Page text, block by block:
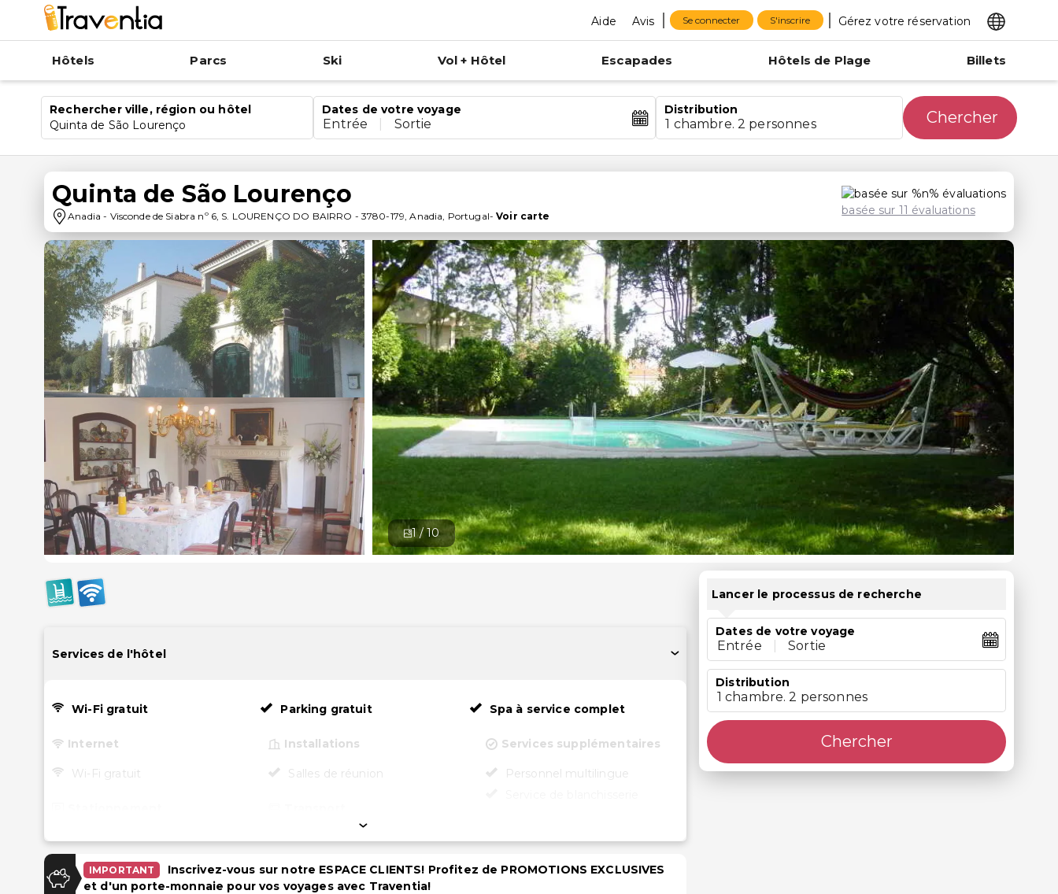
Aide Avis Se connecter S'inscrire Gérez votre réservation
Hôtels Parcs Ski Vol + Hôtel Escapades Hôtels de Plage Billets
Rechercher ville, région ou hôtel
Quinta de São Lourenço
Dates de votre voyage
Entrée Sortie
Distribution
1 chambre. 2 personnes Chercher
Quinta de São Lourenço
Anadia - Visconde de Siabra nº 6, S. LOURENÇO DO BAIRRO - 3780-179,Anadia, Portugal-Voir carte basée sur 11 évaluations
1 /10
Services de l'hôtel
Wi-Fi gratuit Parking gratuit Spa à service complet
Internet
Wi-Fi gratuit
Parking gratuit
Piscine et Bien-être
Installations
Salles de réunion
Navette aéroport (payante)
Accessibilité
Services supplémentaires
Personnel multilingue
IMPORTANT
Inscrivez-vous sur notre ESPACE CLIENTS! Profitez de PROMOTIONS EXCLUSIVES
et d'un porte-monnaie pour vos voyages avec Traventia!
Lancer le processus de recherche
Dates de votre voyage
Entrée Sortie
Distribution
1 chambre. 2 personnes
Chercher